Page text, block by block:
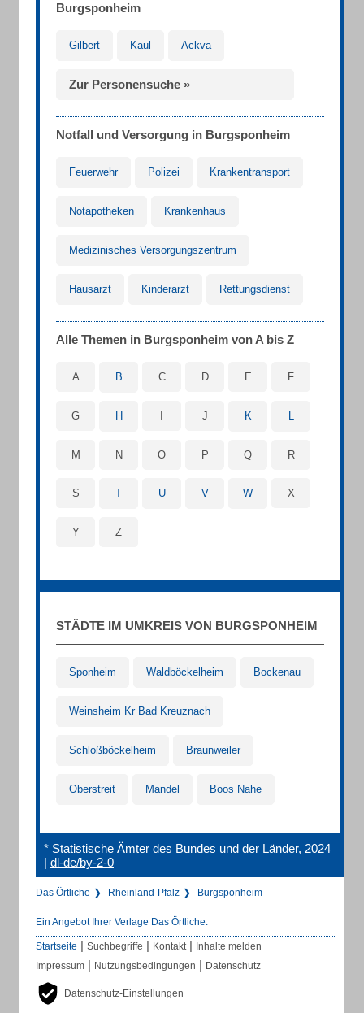
Burgsponheim
Gilbert Kaul Ackva
Zur Personensuche »
Notfall und Versorgung in Burgsponheim
Feuerwehr Polizei Krankentransport
Notapotheken Krankenhaus
Medizinisches Versorgungszentrum
Hausarzt Kinderarzt Rettungsdienst
Alle Themen in Burgsponheim von A bis Z
A B C D E F
G H J K L
M N O P Q R
S T U V W X
Y Z
STÄDTE IM UMKREIS VON BURGSPONHEIM
Sponheim Waldböckelheim Bockenau
Weinsheim Kr Bad Kreuznach
Schloßböckelheim Braunweiler
Oberstreit Mandel Boos Nahe
* Statistische Ämter des Bundes und der Länder, 2024
| dl-de/by-2-0
Das Örtliche Rheinland-Pfalz Burgsponheim
Ein Angebot Ihrer Verlage Das Örtliche.
Startseite | Suchbegriffe | Kontakt | Inhalte melden
Impressum | Nutzungsbedingungen | Datenschutz
Datenschutz-Einstellungen